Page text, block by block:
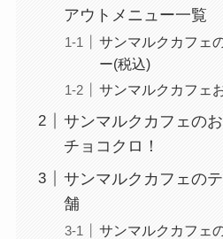
アウトメニュー一覧
サンマルクカフェ
ー(税込)
サンマルクカフェ
サンマルクカフェの
チョコクロ！
サンマルクカフェの
舗
サンマルクカフェ